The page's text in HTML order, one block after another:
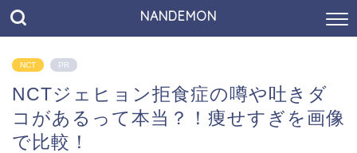
NANDEMON
NCT PR
NCTジェヒョン拒食症の噂や吐きダ
コがあるって本当？！痩せすぎを画像
で比較！